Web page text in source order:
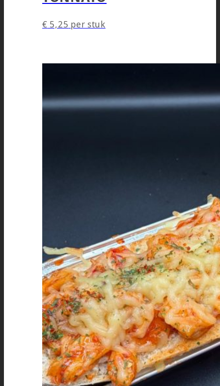
€ 5,25 per stuk